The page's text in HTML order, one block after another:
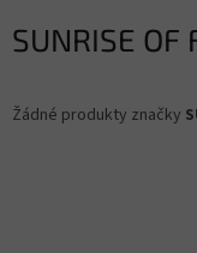
SUNRISE OF
Žádné produkty značky